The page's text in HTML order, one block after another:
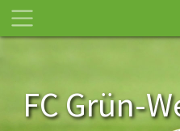
FC Grün-